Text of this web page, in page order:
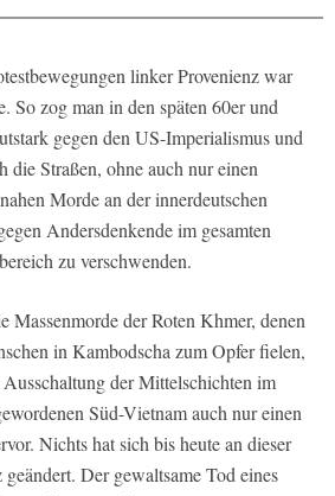
linker Provenienz war
So zog man in den späten 60er und
gegen den US-Imperialismus und
Straßen, ohne auch nur einen
Morde an der innerdeutschen
Andersdenkende im gesamten
zu verschwenden.
Massenmorde der Roten Khmer, denen
in Kambodscha zum Opfer fielen,
der Mittelschichten im
Süd-Vietnam auch nur einen
Nichts hat sich bis heute an dieser
Der gewaltsame Tod eines